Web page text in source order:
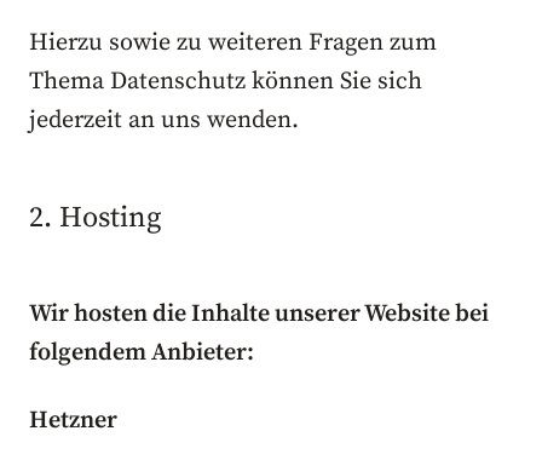
Hierzu sowie zu weiteren Fragen zum
Thema Datenschutz können Sie sich
jederzeit an uns wenden.
2. Hosting
Wir hosten die Inhalte unserer Website bei
folgendem Anbieter:
Hetzner